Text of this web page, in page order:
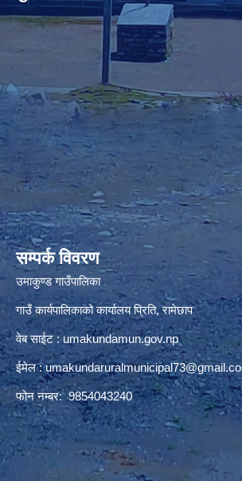
premium bootstrap themes
सम्पर्क विवरण
उमाकुण्ड गाउँपालिका
गाउँ कार्यपालिकाको कार्यालय प्रिति, रामेछाप
वेब साईट : umakundamun.gov.np
ईमेल :
फोन नम्बर: 9854043240